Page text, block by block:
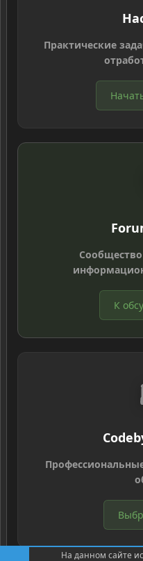
Практические
К
На данном сайте